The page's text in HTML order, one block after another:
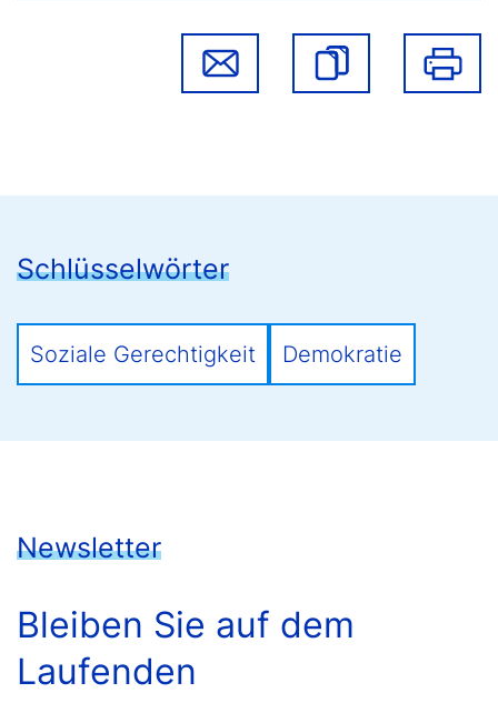
Schlüsselwörter
Soziale Gerechtigkeit Demokratie
Newsletter
Bleiben Sie auf dem
Laufenden